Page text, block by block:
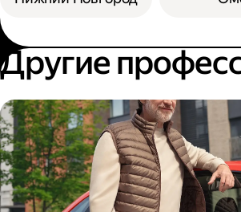
Другие